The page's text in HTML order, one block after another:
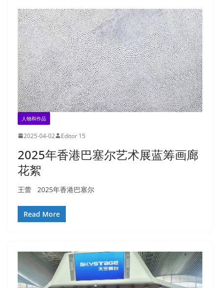
人物和作品
2025-04-02 Editor 15
2025年香港巴塞尔艺术展蓝筹画廊
花絮
王蕾 2025年香港巴塞尔
Read More